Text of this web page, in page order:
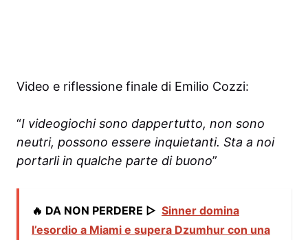
Video e riflessione finale di Emilio Cozzi:
“I videogiochi sono dappertutto, non sono
neutri, possono essere inquietanti. Sta a noi
portarli in qualche parte di buono”
🔥 DA NON PERDERE ▷ Sinner domina
l’esordio a Miami e supera Dzumhur con una